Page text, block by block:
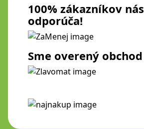
100% zákazníkov nás
odporúča!
Sme overený obchod